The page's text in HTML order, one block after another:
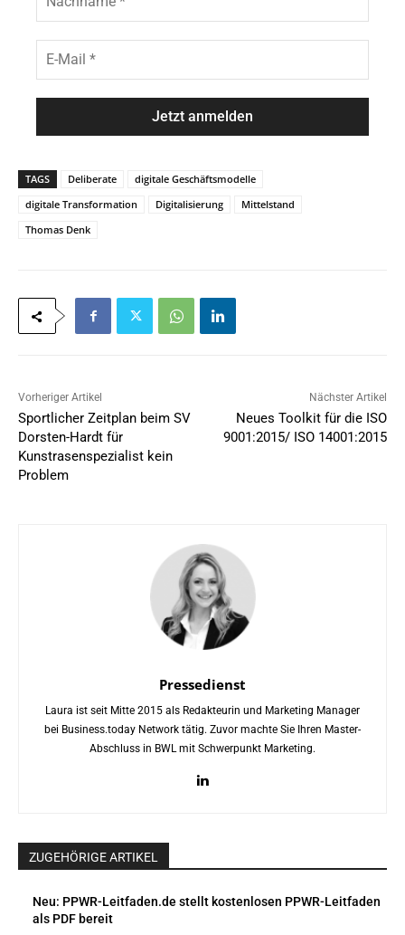
m
c
h
a
M
a
l
TAGS Deliberate
digitale Geschäftsmodelle
digitale Transformation
Digitalisierung
Mittelstand
Thomas Denk
Vorheriger Artikel
Sportlicher Zeitplan beim SV
Dorsten-Hardt für
Kunstrasenspezialist kein
Problem
Nächster Artikel
Neues Toolkit für die ISO
9001:2015/ ISO 14001:2015
Pressedienst
Laura ist seit Mitte 2015 als Redakteurin und Marketing Manager
bei Business.today Network tätig. Zuvor machte Sie Ihren Master-
Abschluss in BWL mit Schwerpunkt Marketing.
ZUGEHÖRIGE ARTIKEL
Neu: PPWR-Leitfaden.de stellt kostenlosen PPWR-Leitfaden
als PDF bereit